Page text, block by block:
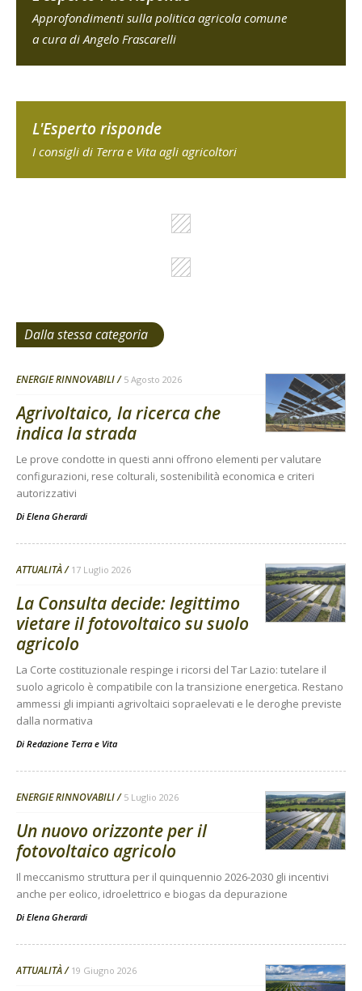
Approfondimenti sulla politica agricola comune
a cura di Angelo Frascarelli
L'Esperto risponde
I consigli di Terra e Vita agli agricoltori
Dalla stessa categoria
ENERGIE RINNOVABILI 5 Agosto 2026
Agrivoltaico, la ricerca che
indica la strada
Le prove condotte in questi anni offrono elementi per valutare
configurazioni, rese colturali, sostenibilità economica e criteri
autorizzativi
Di Elena Gherardi
ATTUALITÀ 17 Luglio 2026
La Consulta decide: legittimo
vietare il fotovoltaico su suolo
agricolo
La Corte costituzionale respinge i ricorsi del Tar Lazio: tutelare il
suolo agricolo è compatibile con la transizione energetica. Restano
ammessi gli impianti agrivoltaici sopraelevati e le deroghe previste
dalla normativa
Di Redazione Terra e Vita
ENERGIE RINNOVABILI 5 Luglio 2026
Un nuovo orizzonte per il
fotovoltaico agricolo
Il meccanismo struttura per il quinquennio 2026-2030 gli incentivi
anche per eolico, idroelettrico e biogas da depurazione
Di Elena Gherardi
ATTUALITÀ 19 Giugno 2026